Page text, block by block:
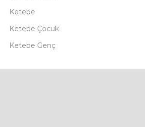
Ketebe
Ketebe Çocuk
Ketebe Genç